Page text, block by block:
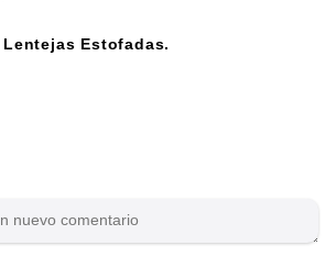
Lentejas Estofadas.